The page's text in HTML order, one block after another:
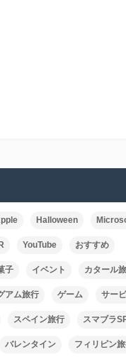
Halloween
YouTube おすすめ
子 イベント カタール
アム旅行 ゲーム サー
スペイン旅行 スマブラ
バレンタイン フィリピン